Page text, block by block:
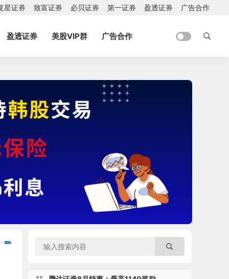
星证券 致富证券 必贝证券 第一证券 盈透证券 广告合作
盈透证券 美股VIP群 广告合作